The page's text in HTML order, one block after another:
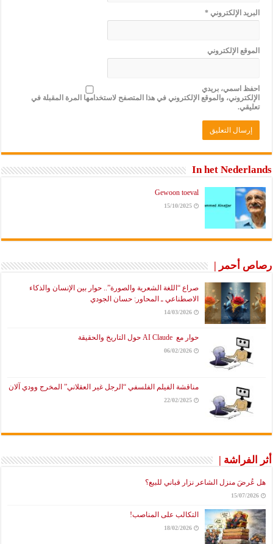
البريد الإلكتروني*
الموقع الإلكتروني
احفظ اسمي، بريدي
الإلكتروني، والموقع الإلكتروني في هذا المتصفح لاستخدامها المرة المقبلة في
تعليقي.
In het Nederlands
Gewoon toeval
15/10/2025
رصاص أحمر |
صراع “اللغة الشعرية والصورة”.. حوار بين الإنسان والذكاء
الاصطناعي ـ المحاور: حسان الجودي
14/03/2026
حوار مع AI Claude حول التاريخ والحقيقة
06/02/2026
مناقشة الفيلم الفلسفي “الرجل غير العقلاني” المخرج وودي آلان
22/02/2025
أثر الفراشة |
هل عُرضَ منزل الشاعر نزار قباني للبيع؟
15/07/2026
التكالب على المناصب!
18/02/2026